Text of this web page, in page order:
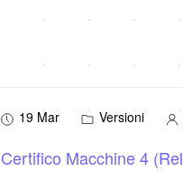
19 Mar Versioni
Certifico Macchine 4